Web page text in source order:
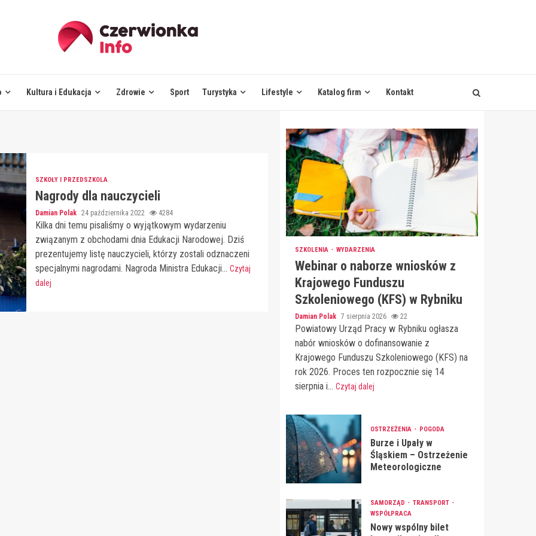
Kultura i Edukacja Zdrowie Sport Turystyka Lifestyle Katalog firm Kontakt
SZKOŁY I PRZEDSZKOLA
Nagrody dla nauczycieli
Damian Polak 24 października 2022 4284
Kilka dni temu pisaliśmy o wyjątkowym wydarzeniu
związanym z obchodami dnia Edukacji Narodowej. Dziś
prezentujemy listę nauczycieli, którzy zostali odznaczeni
specjalnymi nagrodami. Nagroda Ministra Edukacji... Czytaj
dalej
SZKOLENIA WYDARZENIA
Webinar o naborze wniosków z
Krajowego Funduszu
Szkoleniowego (KFS) w Rybniku
Damian Polak 7 sierpnia 2026 22
Powiatowy Urząd Pracy w Rybniku ogłasza
nabór wniosków o dofinansowanie z
Krajowego Funduszu Szkoleniowego (KFS) na
rok 2026. Proces ten rozpocznie się 14
sierpnia i... Czytaj dalej
OSTRZEŻENIA POGODA
Burze i Upały w
Śląskiem – Ostrzeżenie
Meteorologiczne
SAMORZĄD
TRANSPORT
WSPÓŁPRACA
Nowy wspólny bilet